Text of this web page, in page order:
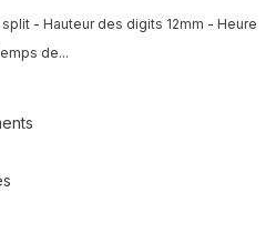
- Hauteur des digits 12mm - Heure
de...